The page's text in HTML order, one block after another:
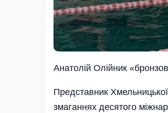
Анатолiй Олiйник
Представник
змаганнях десятого